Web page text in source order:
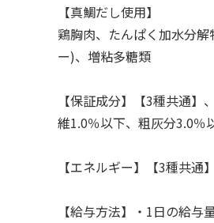
【真鯛だし使用】
鶏胸肉、たんぱく加水分
ー)、増粘多糖類
【保証成分】【3種共通
維1.0％以下、粗灰分3.0％
【エネルギー】【3種共通
【給与方法】・1日の給